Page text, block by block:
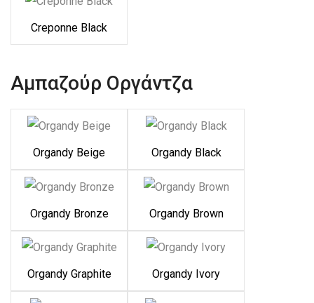
Creponne Black
Αμπαζούρ Οργάντζα
Organdy Beige Organdy Black
Organdy Bronze Organdy Brown
Organdy Graphite Organdy Ivory